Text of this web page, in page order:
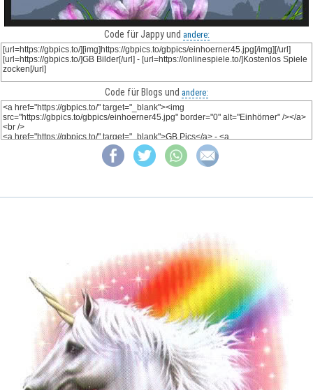
Code für Jappy und andere:
Code für Blogs und andere: